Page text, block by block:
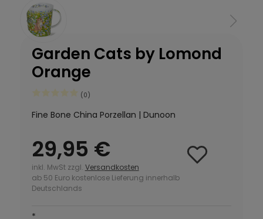
Garden Cats by Lomond
Orange
(0)
Fine Bone China Porzellan | Dunoon
29,95 €
inkl. MwSt zzgl. Versandkosten
ab 50 Euro kostenlose Lieferung innerhalb
Deutschlands
*